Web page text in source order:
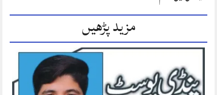
مزید پڑھیں